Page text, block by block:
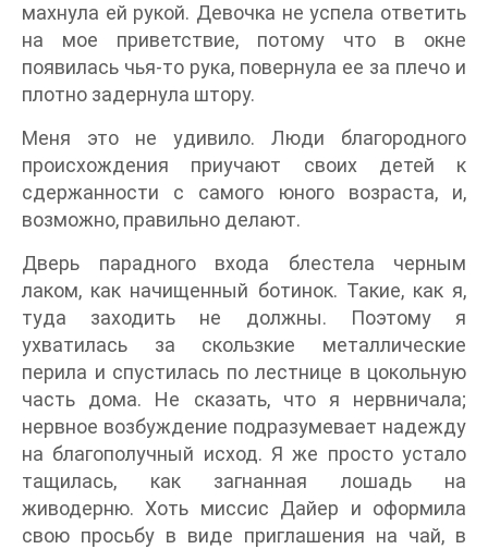
махнула ей рукой. Девочка не успела ответить
на мое приветствие, потому что в окне
появилась чья‑то рука, повернула ее за плечо и
плотно задернула штору.
Меня это не удивило. Люди благородного
происхождения приучают своих детей к
сдержанности с самого юного возраста, и,
возможно, правильно делают.
Дверь парадного входа блестела черным
лаком, как начищенный ботинок. Такие, как я,
туда заходить не должны. Поэтому я
ухватилась за скользкие металлические
перила и спустилась по лестнице в цокольную
часть дома. Не сказать, что я нервничала;
нервное возбуждение подразумевает надежду
на благополучный исход. Я же просто устало
тащилась, как загнанная лошадь на
живодерню. Хоть миссис Дайер и оформила
свою просьбу в виде приглашения на чай, в